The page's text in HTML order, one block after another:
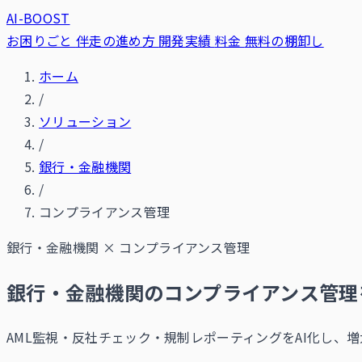
AI-BOOST
お困りごと 伴走の進め方 開発実績 料金 無料の棚卸し
ホーム
/
ソリューション
/
銀行・金融機関
/
コンプライアンス管理
銀行・金融機関 × コンプライアンス管理
銀行・金融機関のコンプライアンス管
AML監視・反社チェック・規制レポーティングをAI化し、